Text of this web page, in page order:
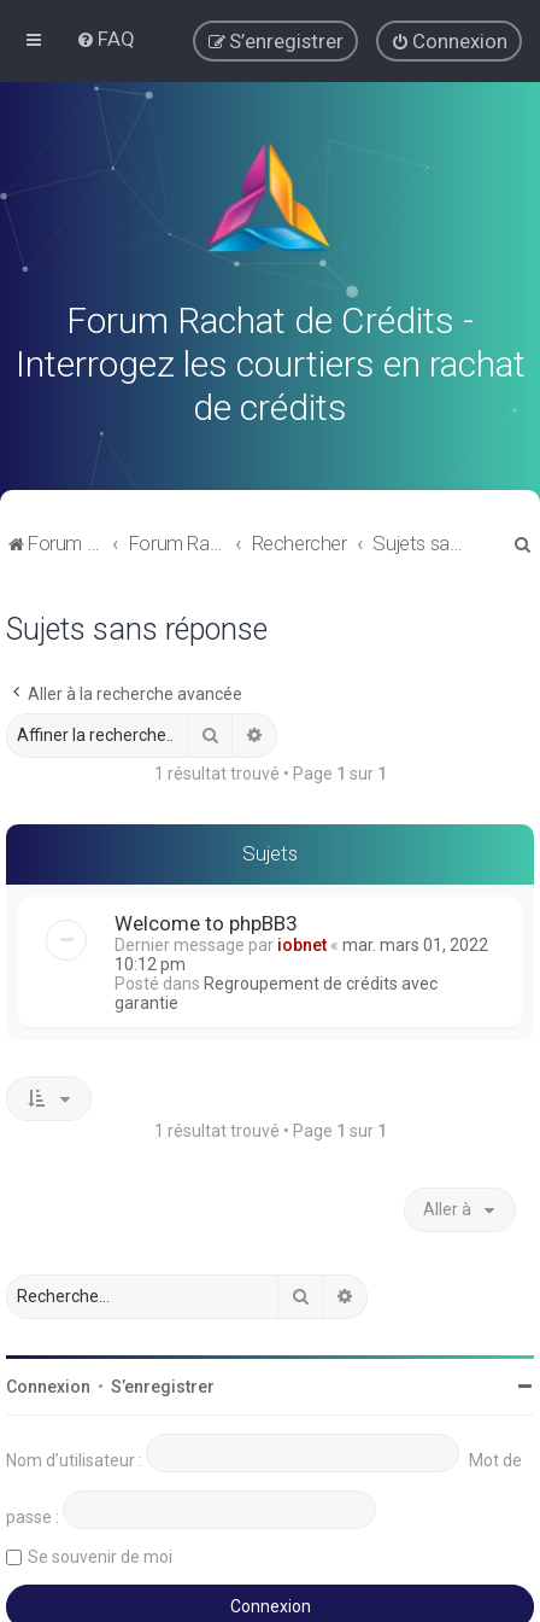
FAQ Connexion
S’enregistrer
Forum Rachat de Crédits -
Interrogez les courtiers en rachat
de crédits
Forum de discussions sur le Regroupement de Crédits et le Rachat de Crédits Forum Rachat de Crédits Rechercher Sujets sans réponse
Sujets sans réponse
Aller à la recherche avancée
Rechercher
1 résultat trouvé • Page 1 sur 1
Sujets
Welcome to phpBB3
Dernier message par iobnet « mar. mars 01, 2022
10:12 pm
Posté dans Regroupement de crédits avec
garantie
1 résultat trouvé • Page 1 sur 1
Aller à
Rechercher
Connexion • S’enregistrer
Nom d’utilisateur : Mot de
passe :
Se souvenir de moi